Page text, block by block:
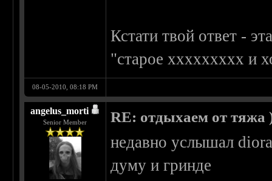
Кстати твой ответ -
"старое ххххххххх и
08-05-2010, 08:18 PM
angelus_morti
Senior Member RE: отдыхаем от тяжа
недавно услышал
думу и гринде